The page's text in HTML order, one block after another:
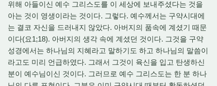
위해 아들이신 예수 그리스도를 이 세상에 보내주셨다는 것을
아는 것이 영생이라는 것이다. 그렇다. 예수께서는 구약시대에
는 결코 자신을 드러내지 않았다. 아버지의 품속에 계셨기 때문
이다(요1;18). 아버지의 생각 속에 계셨던 것이다. 그것을 구약
성경에서는 하나님의 지혜라고 말하기도 하고 하나님의 말씀이
라고도 미리 언급하였다. 그래서 그것이 육신을 입고 탄생하신
분이 예수님이신 것이다. 그러므로 예수 그리스도는 한 분 하나